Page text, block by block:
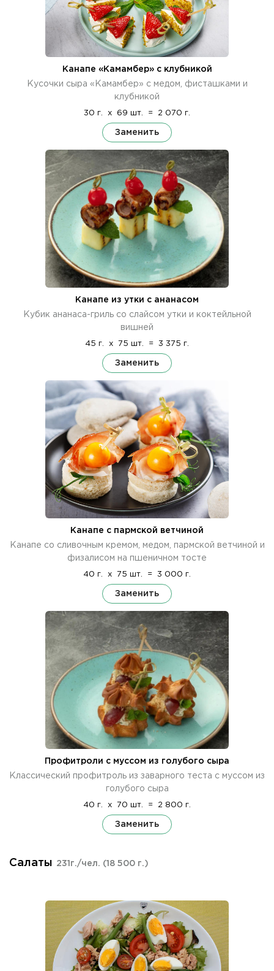
Канапе «Камамбер» с клубникой
Кусочки сыра «Камамбер» с медом, фисташками и
клубникой
30 г. x 69 шт. = 2 070 г.
Заменить
Канапе из утки с ананасом
Кубик ананаса-гриль со слайсом утки и коктейльной
вишней
45 г. x 75 шт. = 3 375 г.
Заменить
Канапе с пармской ветчиной
Канапе со сливочным кремом, медом, пармской ветчиной и
физалисом на пшеничном тосте
40 г. x 75 шт. = 3 000 г.
Заменить
Профитроли с муссом из голубого сыра
Классический профитроль из заварного теста с муссом из
голубого сыра
40 г. x 70 шт. = 2 800 г.
Заменить
Салаты 231г./чел. (18 500 г.)